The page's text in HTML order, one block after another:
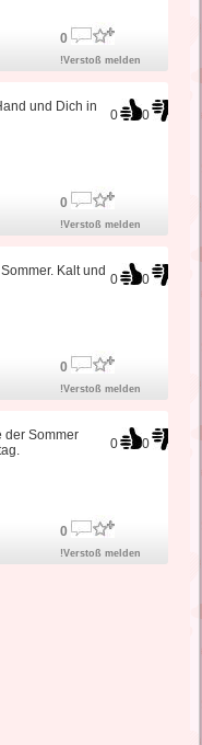
0
!Verstoß melden
0 0
und Dich in
0
!Verstoß melden
0 0
Kalt und
0
!Verstoß melden
0 0
der Sommer
0
!Verstoß melden